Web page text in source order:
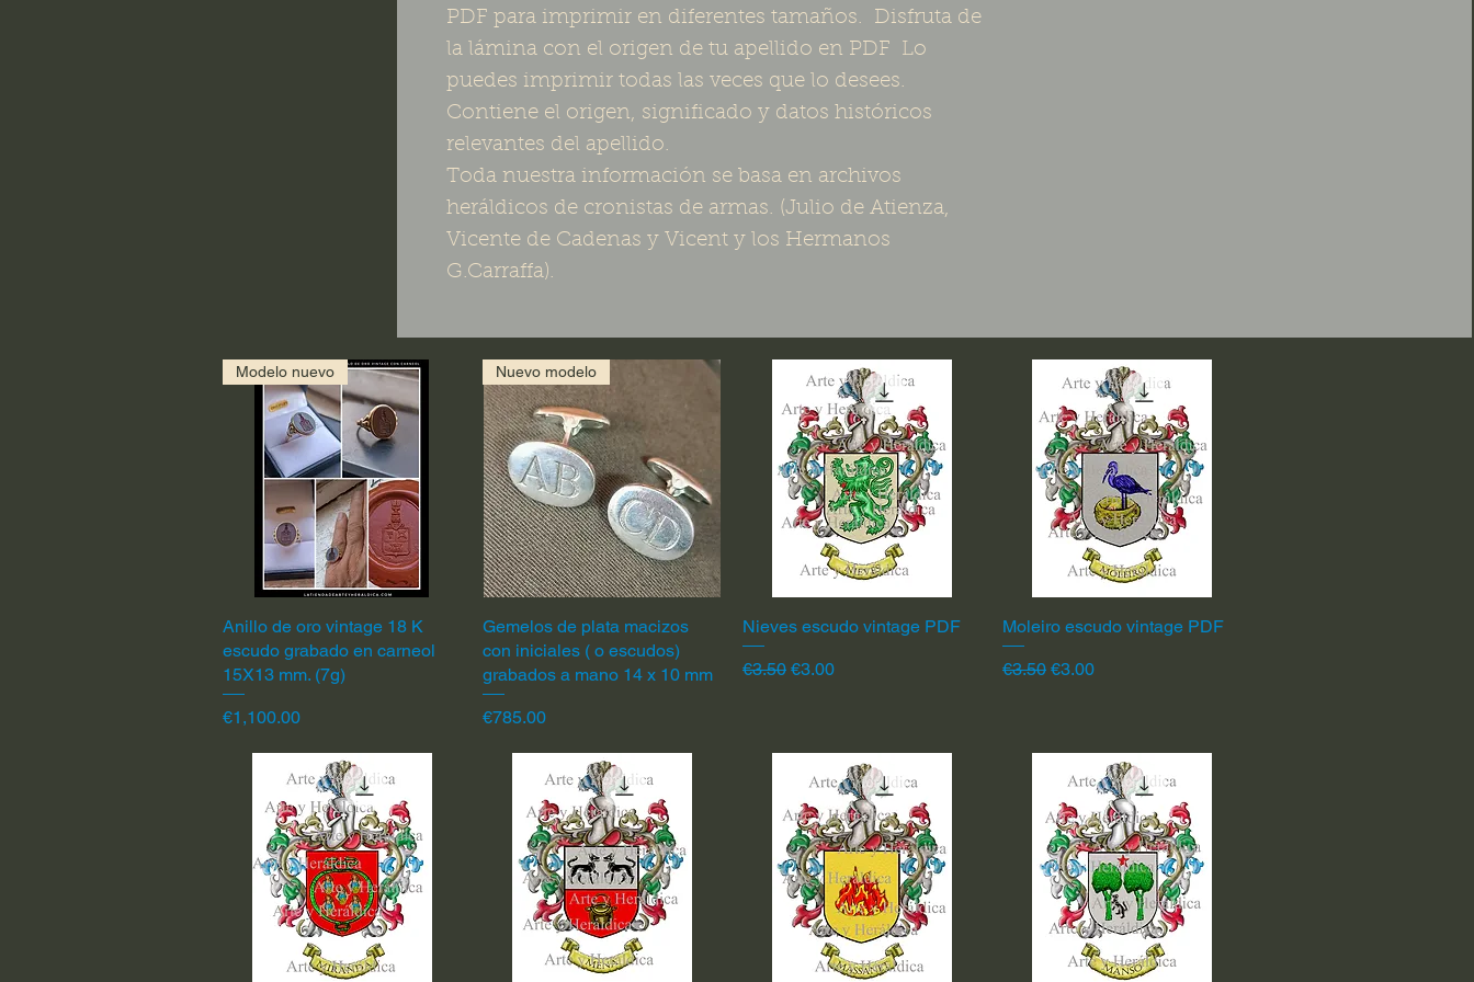
PDF para imprimir en diferentes tamaños. Disfruta de
la lámina con el origen de tu apellido en PDF Lo
puedes imprimir todas las veces que lo desees.
Contiene el origen, significado y datos históricos
relevantes del apellido.
Toda nuestra información se basa en archivos
heráldicos de cronistas de armas. (Julio de Atienza,
Vicente de Cadenas y Vicent y los Hermanos
G.Carraffa).
Quick View
Modelo nuevo
Anillo de oro vintage 18 K
escudo grabado en carneol
15X13 mm. (7g)
Price
€1,100.00
Quick View
Nuevo modelo
Gemelos de plata macizos
con iniciales ( o escudos)
grabados a mano 14 x 10 mm
Price
€785.00
Quick View
Nieves escudo vintage PDF
Regular Price
€3.50 Sale Price
€3.00
Quick View
Moleiro escudo vintage PDF
Regular Price
€3.50 Sale Price
€3.00